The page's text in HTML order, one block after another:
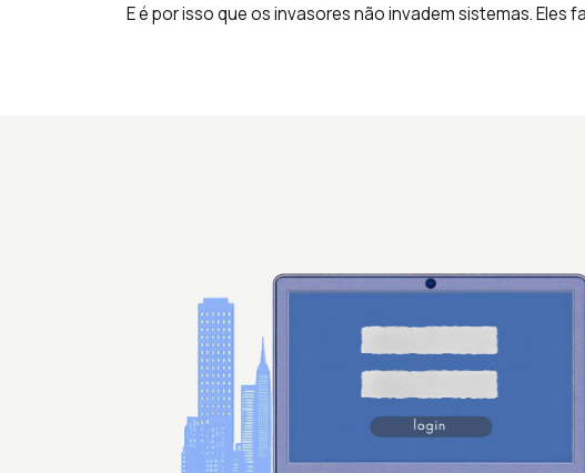
E é por isso que os invasores não invadem sistemas. Eles